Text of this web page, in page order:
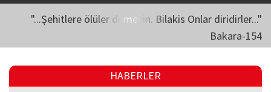
"...Şehitlere ölüler demeyin. Bilakis Onlar diridirler..."
Bakara-154
HABERLER